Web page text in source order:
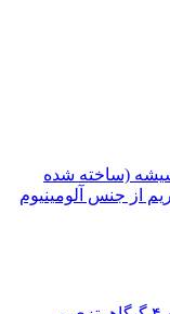
(ساخته شده
از جنس آلومینیوم